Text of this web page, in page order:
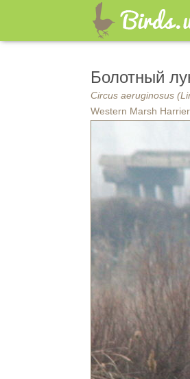
Болотный
Circus aeruginosus
Western Marsh Harrier